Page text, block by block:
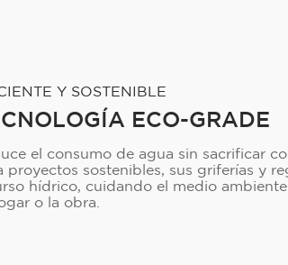
Y SOSTENIBLE
ECO-GRADE
el consumo de agua sin sacrificar
proyectos sostenibles, sus griferías y
hídrico, cuidando el medio
o la obra.